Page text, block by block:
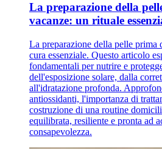
La preparazione della
vacanze: un rituale
La preparazione della pelle prima
cura essenziale. Questo articolo
fondamentali per nutrire e
dell'esposizione solare, dalla
all'idratazione profonda.
antiossidanti, l'importanza di
costruzione di una routine
equilibrata, resiliente e pronta ad
consapevolezza.